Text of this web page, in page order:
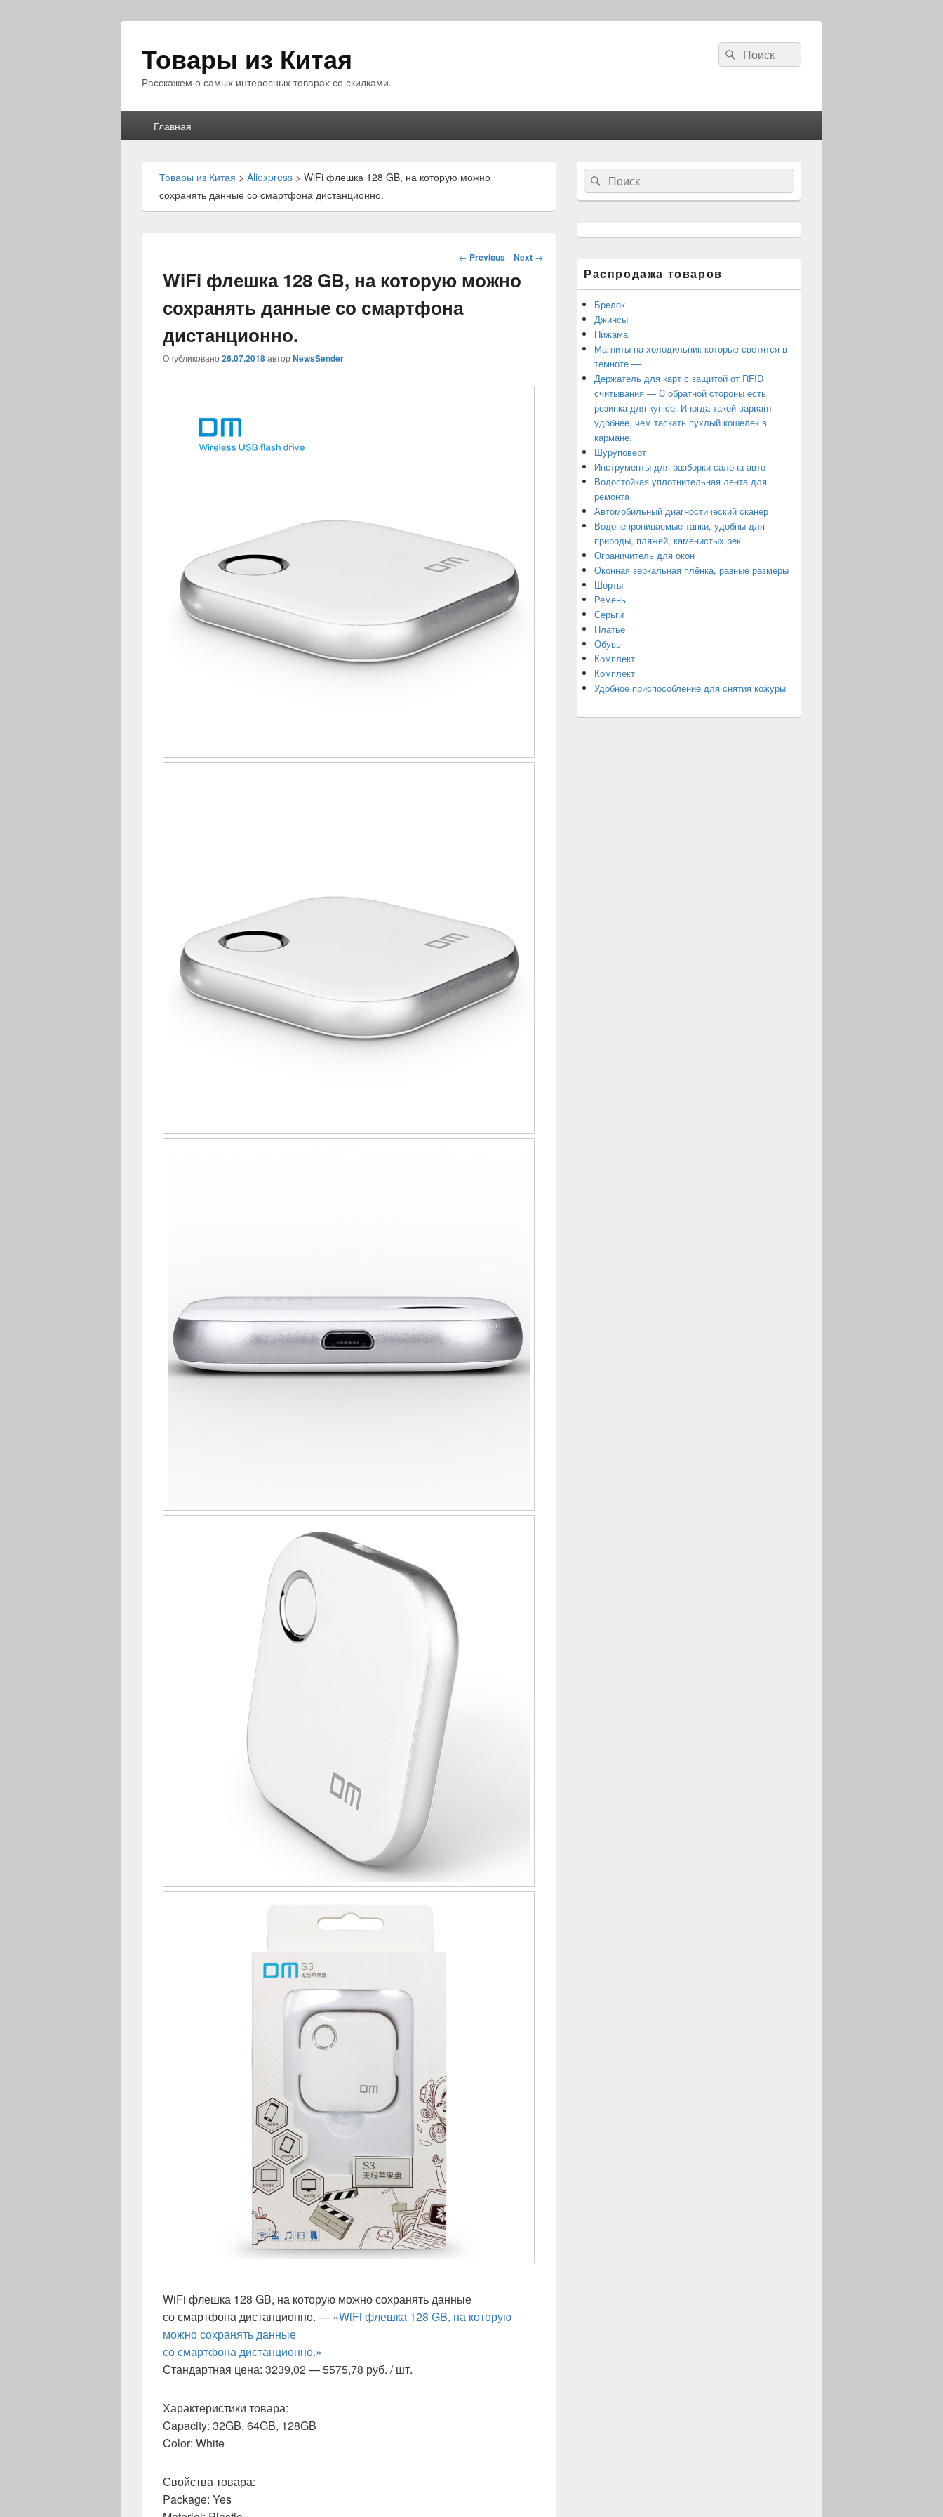
Товары из Китая
Расскажем о самых интересных товарах со скидками.
Search
for:
Search
Главная
Товары из Китая > Aliexpress > WiFi флешка 128 GB, на которую можно
сохранять данные со смартфона дистанционно.
Навигация
статьям
← Previous Next →
WiFi флешка 128 GB, на которую можно
сохранять данные со смартфона
дистанционно.
Опубликовано 26.07.2018автор NewsSender
WiFi флешка 128 GB, на которую можно сохранять данные
со смартфона дистанционно. — «WiFi флешка 128 GB, на которую
можно сохранять данные
со смартфона дистанционно.»
Стандартная цена: 3239,02 — 5575,78 руб. / шт.
Характеристики товара:
Capacity: 32GB, 64GB, 128GB
Color: White
Свойства товара:
Package: Yes
Область
основной
боковой
панели
Search
for:
Search
Распродажа товаров
Брелок
Джинсы
Пижама
Магниты на холодильник которые светятся в
темноте —
Держатель для карт с защитой от RFID
считывания — C обратной стороны есть
резинка для купюр. Иногда такой вариант
удобнее, чем таскать пухлый кошелек в
кармане.
Шуруповерт
Инструменты для разборки салона авто
Водостойкая уплотнительная лента для
ремонта
Автомобильный диагностический сканер
Водонепроницаемые тапки, удобны для
природы, пляжей, каменистых рек
Ограничитель для окон
Оконная зеркальная плёнка, разные размеры
Шорты
Ремень
Серьги
Платье
Обувь
Комплект
Комплект
Удобное приспособление для снятия кожуры
—